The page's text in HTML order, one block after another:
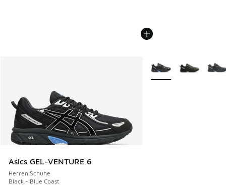
Asics GEL-VENTURE 6
Herren Schuhe
Black - Blue Coast
Weitere Farben